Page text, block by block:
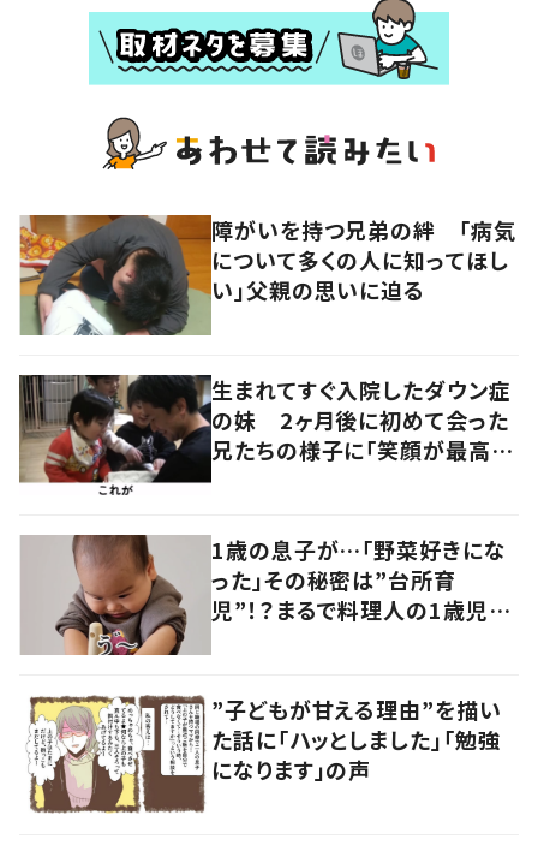
障がいを持つ兄弟の絆 「病気
について多くの人に知ってほし
い」父親の思いに迫る
生まれてすぐ入院したダウン症
の妹 2ヶ月後に初めて会った
兄たちの様子に「笑顔が最高」
1歳の息子が…「野菜好きにな
った」その秘密は”台所育
児”！？まるで料理人の1歳児に
”子どもが甘える理由”を描い
た話に「ハッとしました」「勉強
になります」の声